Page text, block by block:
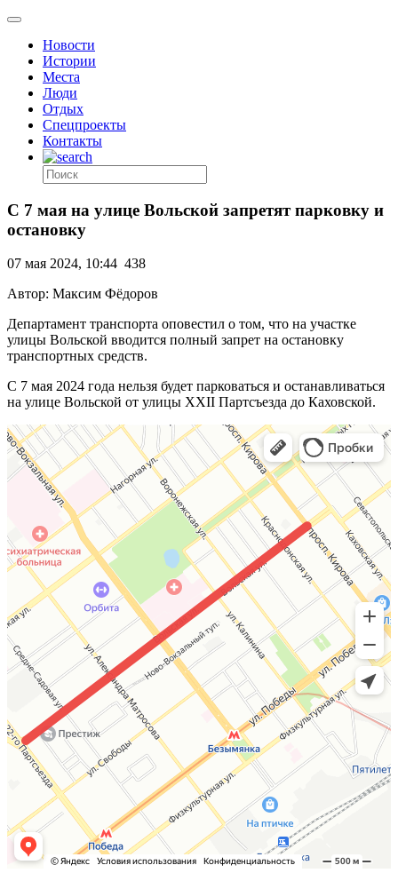
Новости
Истории
Места
Люди
Отдых
Спецпроекты
Контакты
С 7 мая на улице Вольской запретят парковку и
остановку
07 мая 2024, 10:44 438
Автор: Максим Фёдоров
Департамент транспорта оповестил о том, что на участке
улицы Вольской вводится полный запрет на остановку
транспортных средств.
С 7 мая 2024 года нельзя будет парковаться и останавливаться
на улице Вольской от улицы XXII Партсъезда до Каховской.